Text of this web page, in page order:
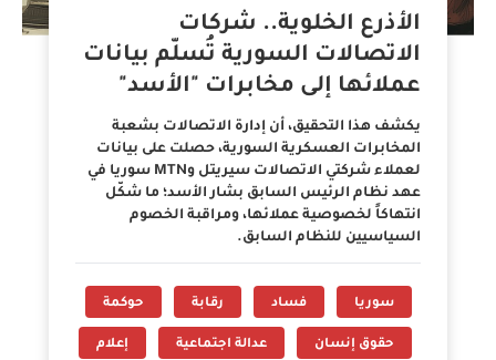
الأذرع الخلوية.. شركات
الاتصالات السورية تُسلّم بيانات
عملائها إلى مخابرات "الأسد"
يكشف هذا التحقيق، أن إدارة الاتصالات بشعبة
المخابرات العسكرية السورية، حصلت على بيانات
لعملاء شركتي الاتصالات سيريتل وMTN سوريا في
عهد نظام الرئيس السابق بشار الأسد؛ ما شكّل
انتهاكاً لخصوصية عملائها، ومراقبة الخصوم
السياسيين للنظام السابق.
سوريا فساد رقابة حوكمة
حقوق إنسان عدالة اجتماعية إعلام